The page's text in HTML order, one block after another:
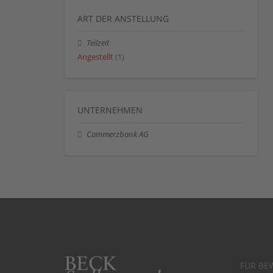
ART DER ANSTELLUNG
Teilzeit
Angestellt (1)
UNTERNEHMEN
Commerzbank AG
FÜR